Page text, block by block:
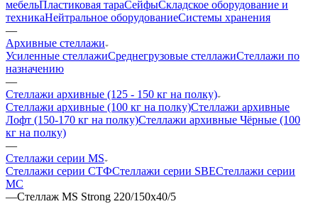
мебельПластиковая тараСейфыСкладское оборудование и
техникаНейтральное оборудованиеСистемы хранения
—
Архивные стеллажи
Усиленные стеллажиСреднегрузовые стеллажиСтеллажи по
назначению
—
Стеллажи архивные (125 - 150 кг на полку)
Стеллажи архивные (100 кг на полку)Стеллажи архивные
Лофт (150-170 кг на полку)Стеллажи архивные Чёрные (100
кг на полку)
—
Стеллажи серии MS
Стеллажи серии СТФСтеллажи серии SBEСтеллажи серии
МС
—Стеллаж MS Strong 220/150х40/5